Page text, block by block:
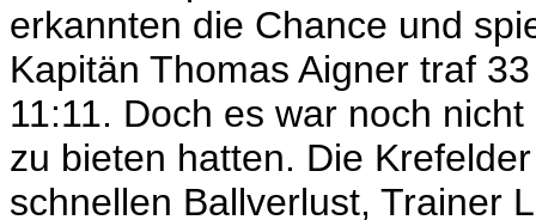
erkannten die Chance und
Kapitän Thomas Aigner traf
11:11. Doch es war noch
zu bieten hatten. Die
schnellen Ballverlust, Trainer